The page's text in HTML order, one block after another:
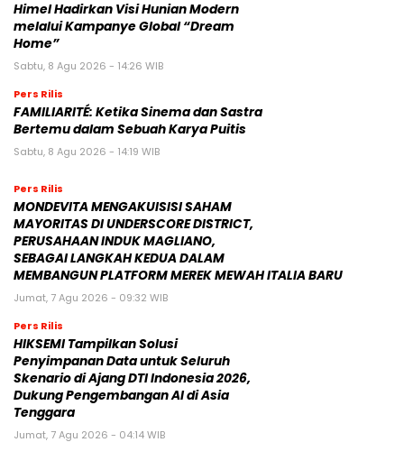
Himel Hadirkan Visi Hunian Modern
melalui Kampanye Global “Dream
Home”
Sabtu, 8 Agu 2026 - 14:26 WIB
Pers Rilis
FAMILIARITÉ: Ketika Sinema dan Sastra
Bertemu dalam Sebuah Karya Puitis
Sabtu, 8 Agu 2026 - 14:19 WIB
Pers Rilis
MONDEVITA MENGAKUISISI SAHAM
MAYORITAS DI UNDERSCORE DISTRICT,
PERUSAHAAN INDUK MAGLIANO,
SEBAGAI LANGKAH KEDUA DALAM
MEMBANGUN PLATFORM MEREK MEWAH ITALIA BARU
Jumat, 7 Agu 2026 - 09:32 WIB
Pers Rilis
HIKSEMI Tampilkan Solusi
Penyimpanan Data untuk Seluruh
Skenario di Ajang DTI Indonesia 2026,
Dukung Pengembangan AI di Asia
Tenggara
Jumat, 7 Agu 2026 - 04:14 WIB